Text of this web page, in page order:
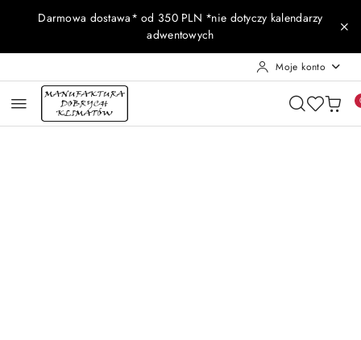
Przejdź do treści głównej
Przejdź do wyszukiwarki
Przejdź do moje konto
Przejdź do menu głównego
Przejdź do opisu produktu
Przejdź do stopki
Darmowa dostawa* od 350 PLN *nie dotyczy kalendarzy
adwentowych
Moje konto